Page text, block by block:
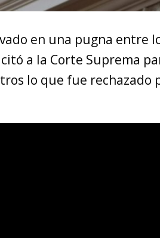
en una pugna entre
a la Corte Suprema
lo que fue rechazado